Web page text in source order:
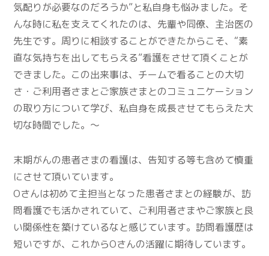
気配りが必要なのだろうか”と私自身も悩みました。そ
んな時に私を支えてくれたのは、先輩や同僚、主治医の
先生です。周りに相談することができたからこそ、“素
直な気持ちを出してもらえる”看護をさせて頂くことが
できました。この出来事は、チームで看ることの大切
さ・ご利用者さまとご家族さまとのコミュニケーション
の取り方について学び、私自身を成長させてもらえた大
切な時間でした。～
末期がんの患者さまの看護は、告知する等も含めて慎重
にさせて頂いています。
Oさんは初めて主担当となった患者さまとの経験が、訪
問看護でも活かされていて、ご利用者さまやご家族と良
い関係性を築けているなと感じています。訪問看護歴は
短いですが、これからOさんの活躍に期待しています。